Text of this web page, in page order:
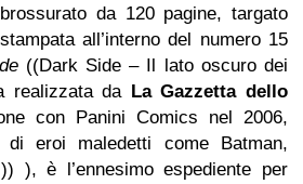
da 120 pagine, targato
all’interno del numero 15
((Dark Side – Il lato oscuro dei
realizzata da La Gazzetta dello
con Panini Comics nel 2006,
eroi maledetti come Batman,
), è l’ennesimo espediente per